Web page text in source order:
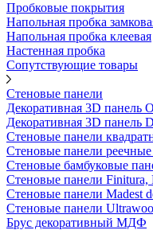
Пробковые покрытия
Напольная пробка
Напольная пробка клеевая
Настенная пробка
Сопутствующие товары
Стеновые панели
Декоративная 3D панель
Декоративная 3D панель
Стеновые панели
Стеновые панели
Стеновые бамбуковые
Стеновые панели
Стеновые панели Madest
Стеновые панели
Брус декоративный МДФ